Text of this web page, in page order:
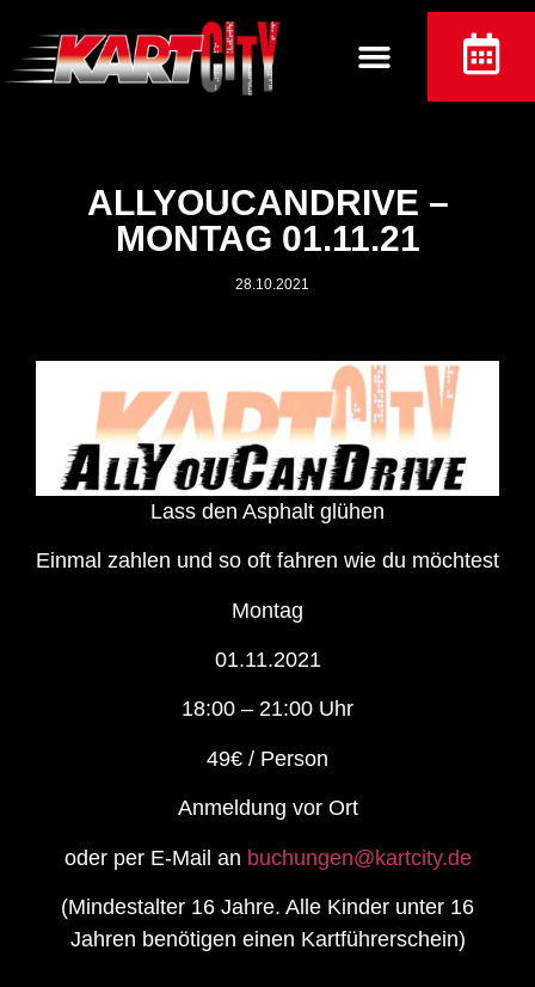
ALLYOUCANDRIVE –
MONTAG 01.11.21
28.10.2021
Lass den Asphalt glühen
Einmal zahlen und so oft fahren wie du möchtest
Montag
01.11.2021
18:00 – 21:00 Uhr
49€ / Person
Anmeldung vor Ort
oder per E-Mail an buchungen@kartcity.de
(Mindestalter 16 Jahre. Alle Kinder unter 16
Jahren benötigen einen Kartführerschein)